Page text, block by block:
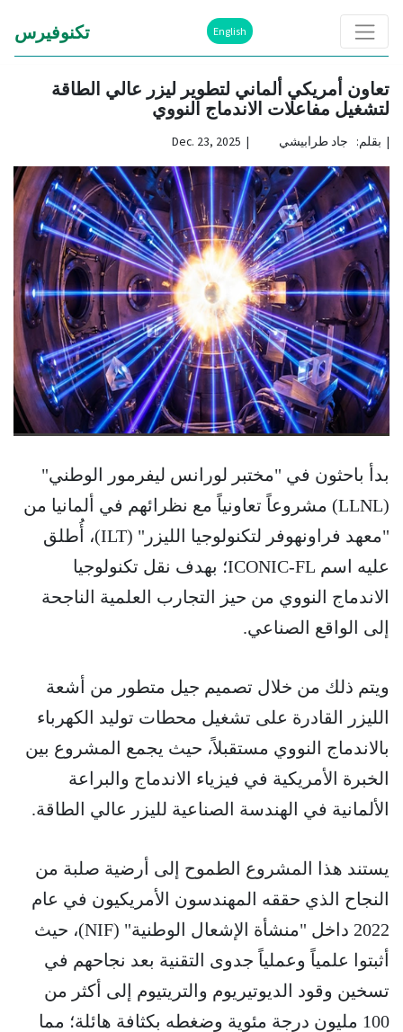
English تكنوفيرس
تعاون أمريكي ألماني لتطوير ليزر عالي الطاقة
لتشغيل مفاعلات الاندماج النووي
| بقلم: جاد طرابيشي | Dec. 23, 2025
بدأ باحثون في "مختبر لورانس ليفرمور الوطني"
(LLNL) مشروعاً تعاونياً مع نظرائهم في ألمانيا من
"معهد فراونهوفر لتكنولوجيا الليزر" (ILT)، أُطلق
عليه اسم ICONIC-FL؛ بهدف نقل تكنولوجيا
الاندماج النووي من حيز التجارب العلمية الناجحة
إلى الواقع الصناعي.
ويتم ذلك من خلال تصميم جيل متطور من أشعة
الليزر القادرة على تشغيل محطات توليد الكهرباء
بالاندماج النووي مستقبلاً، حيث يجمع المشروع بين
الخبرة الأمريكية في فيزياء الاندماج والبراعة
الألمانية في الهندسة الصناعية لليزر عالي الطاقة.
يستند هذا المشروع الطموح إلى أرضية صلبة من
النجاح الذي حققه المهندسون الأمريكيون في عام
2022 داخل "منشأة الإشعال الوطنية" (NIF)، حيث
أثبتوا علمياً وعملياً جدوى التقنية بعد نجاحهم في
تسخين وقود الديوتيريوم والتريتيوم إلى أكثر من
100 مليون درجة مئوية وضغطه بكثافة هائلة؛ مما